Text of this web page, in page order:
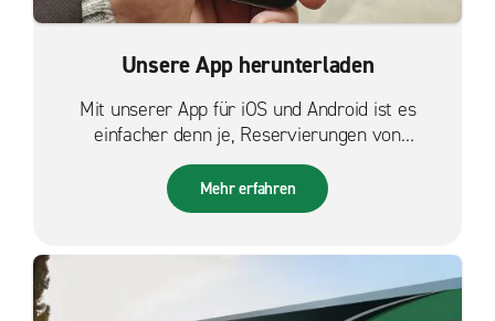
Unsere App herunterladen
Mit unserer App für iOS und Android ist es
einfacher denn je, Reservierungen von
unterwegs zu verwalten.
Mehr erfahren